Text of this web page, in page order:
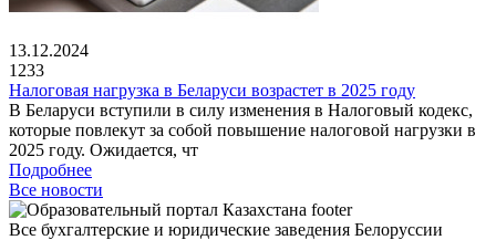
13.12.2024
1233
Налоговая нагрузка в Беларуси возрастет в 2025 году
В Беларуси вступили в силу изменения в Налоговый кодекс,
которые повлекут за собой повышение налоговой нагрузки в
2025 году. Ожидается, чт
Подробнее
Все новости
Все бухгалтерские и юридические заведения Белоруссии